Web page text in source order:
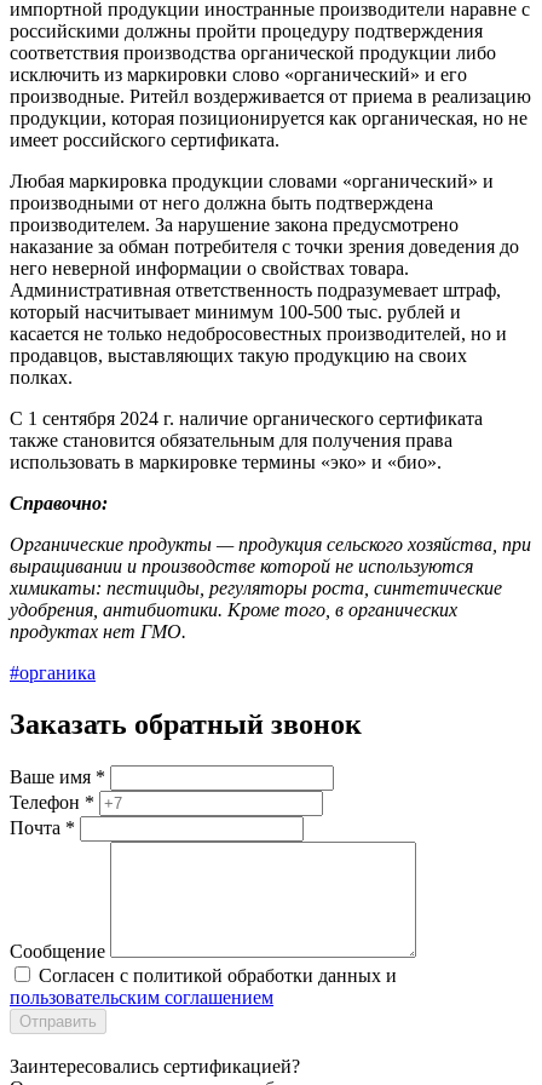
импортной продукции иностранные производители наравне с
российскими должны пройти процедуру подтверждения
соответствия производства органической продукции либо
исключить из маркировки слово «органический» и его
производные. Ритейл воздерживается от приема в реализацию
продукции, которая позиционируется как органическая, но не
имеет российского сертификата.
Любая маркировка продукции словами «органический» и
производными от него должна быть подтверждена
производителем. За нарушение закона предусмотрено
наказание за обман потребителя с точки зрения доведения до
него неверной информации о свойствах товара.
Административная ответственность подразумевает штраф,
который насчитывает минимум 100-500 тыс. рублей и
касается не только недобросовестных производителей, но и
продавцов, выставляющих такую продукцию на своих
полках.
С 1 сентября 2024 г. наличие органического сертификата
также становится обязательным для получения права
использовать в маркировке термины «эко» и «био».
Справочно:
Органические продукты — продукция сельского хозяйства, при
выращивании и производстве которой не используются
химикаты: пестициды, регуляторы роста, синтетические
удобрения, антибиотики. Кроме того, в органических
продуктах нет ГМО.
#органика
Заказать обратный звонок
Ваше имя *
Телефон *
Почта *
Сообщение
Согласен с политикой обработки данных и
пользовательским соглашением
Отправить
Заинтересовались сертификацией?